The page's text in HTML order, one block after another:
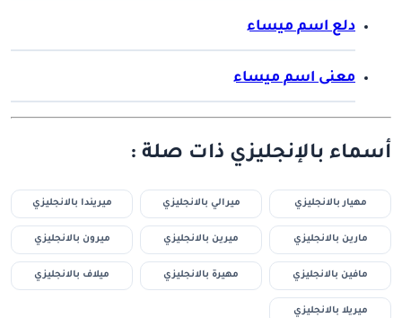
دلع اسم ميساء
معنى اسم ميساء
أسماء بالإنجليزي ذات صلة :
مهيار بالانجليزي ميرالي بالانجليزي ميريندا بالانجليزي
مارين بالانجليزي ميرين بالانجليزي ميرون بالانجليزي
مافين بالانجليزي مهيرة بالانجليزي ميلاف بالانجليزي
ميريلا بالانجليزي